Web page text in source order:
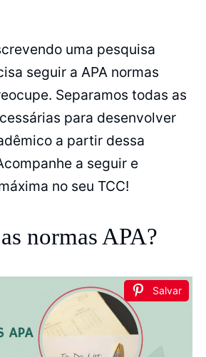
uma pesquisa
seguir a APA normas
Separamos todas as
para desenvolver
a partir dessa
a seguir e
no seu TCC!
normas APA?
Salvar